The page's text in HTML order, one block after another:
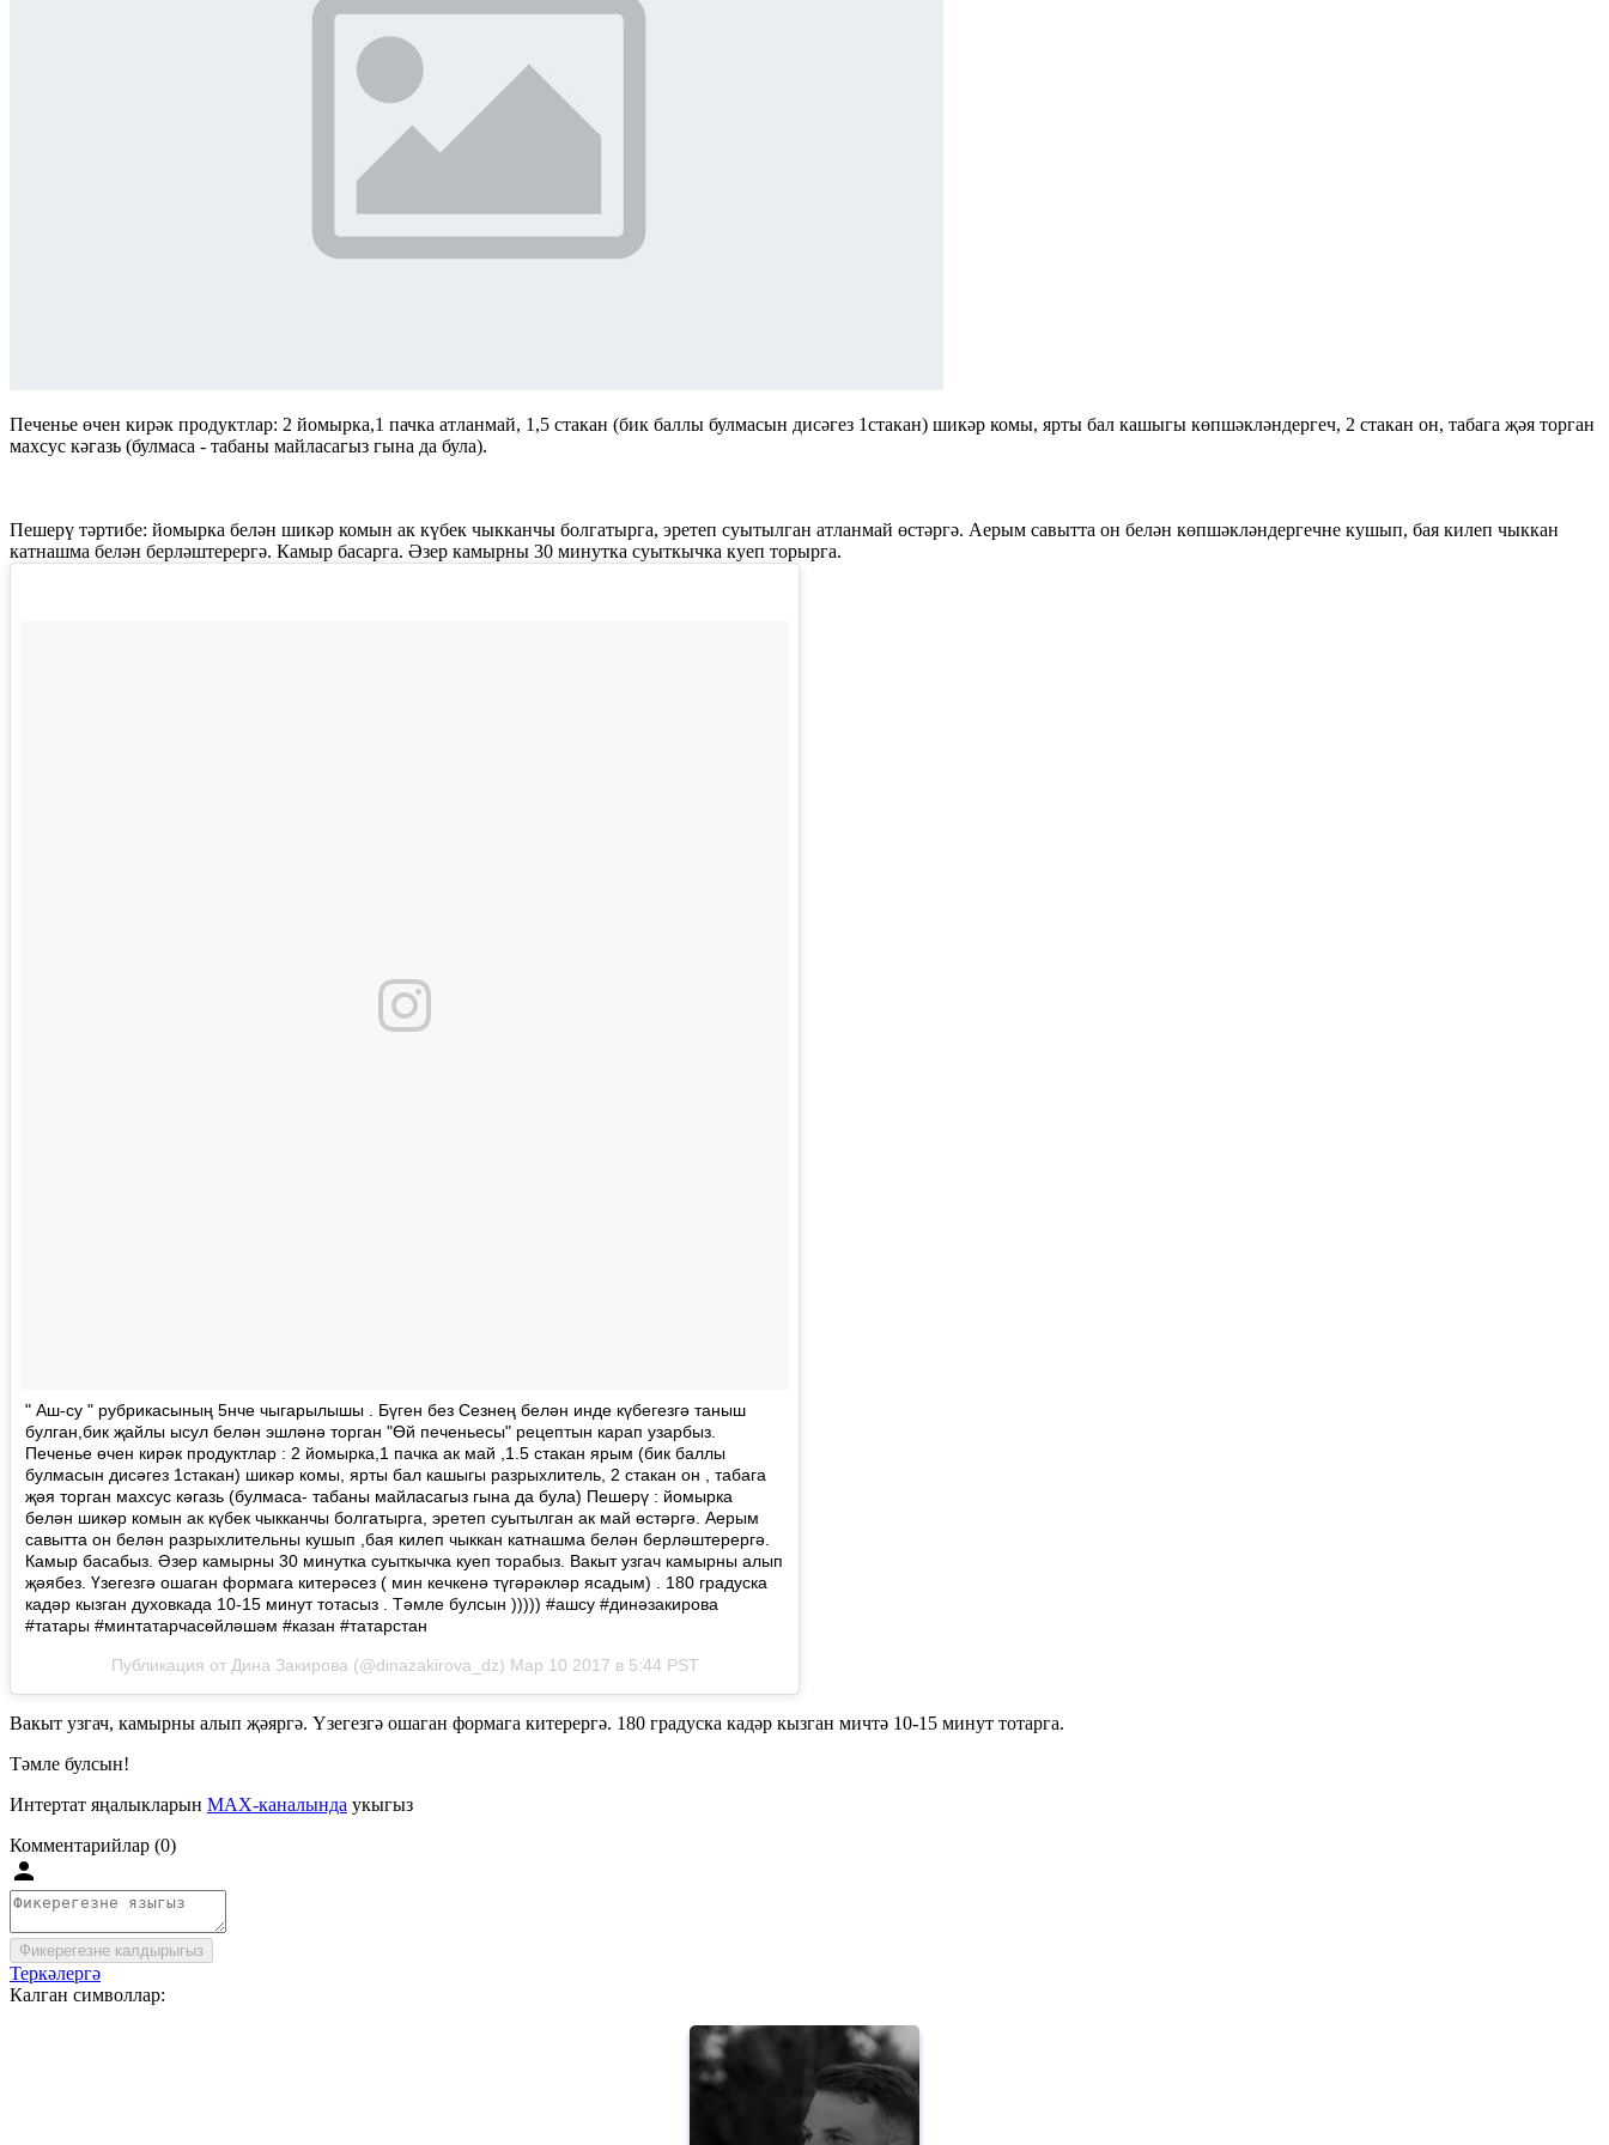
Печенье өчен кирәк продуктлар: 2 йомырка,1 пачка атланмай, 1,5 стакан (бик баллы булмасын дисәгез 1стакан) шикәр комы, ярты бал кашыгы көпшәкләндергеч, 2 стакан он, табага җәя торган
махсус кәгазь (булмаса - табаны майласагыз гына да була).
Пешерү тәртибе: йомырка белән шикәр комын ак күбек чыкканчы болгатырга, эретеп суытылган атланмай өстәргә. Аерым савытта он белән көпшәкләндергечне кушып, бая килеп чыккан
катнашма белән берләштерергә. Камыр басарга. Әзер камырны 30 минутка суыткычка куеп торырга.
" Аш-су " рубрикасының 5нче чыгарылышы . Бүген без Сезнең белән инде күбегезгә таныш
булган,бик җайлы ысул белән эшләнә торган "Өй печеньесы" рецептын карап узарбыз.
Печенье өчен кирәк продуктлар : 2 йомырка,1 пачка ак май ,1.5 стакан ярым (бик баллы
булмасын дисәгез 1стакан) шикәр комы, ярты бал кашыгы разрыхлитель, 2 стакан он , табага
җәя торган махсус кәгазь (булмаса- табаны майласагыз гына да була) Пешерү : йомырка
белән шикәр комын ак күбек чыкканчы болгатырга, эретеп суытылган ак май өстәргә. Аерым
савытта он белән разрыхлительны кушып ,бая килеп чыккан катнашма белән берләштерергә.
Камыр басабыз. Әзер камырны 30 минутка суыткычка куеп торабыз. Вакыт узгач камырны алып
җәябез. Үзегезгә ошаган формага китерәсез ( мин кечкенә түгәрәкләр ясадым) . 180 градуска
кадәр кызган духовкада 10-15 минут тотасыз . Тәмле булсын ))))) #ашсу #динәзакирова
#татары #минтатарчасөйләшәм #казан #татарстан
Публикация от Дина Закирова (@dinazakirova_dz) Мар 10 2017 в 5:44 PST
Вакыт узгач, камырны алып җәяргә. Үзегезгә ошаган формага китерергә. 180 градуска кадәр кызган мичтә 10-15 минут тотарга.
Тәмле булсын!
Интертат яңалыкларын MAX-каналында укыгыз
Комментарийлар (0)
Фикерегезне калдырыгыз
Теркәлергә
Калган символлар: